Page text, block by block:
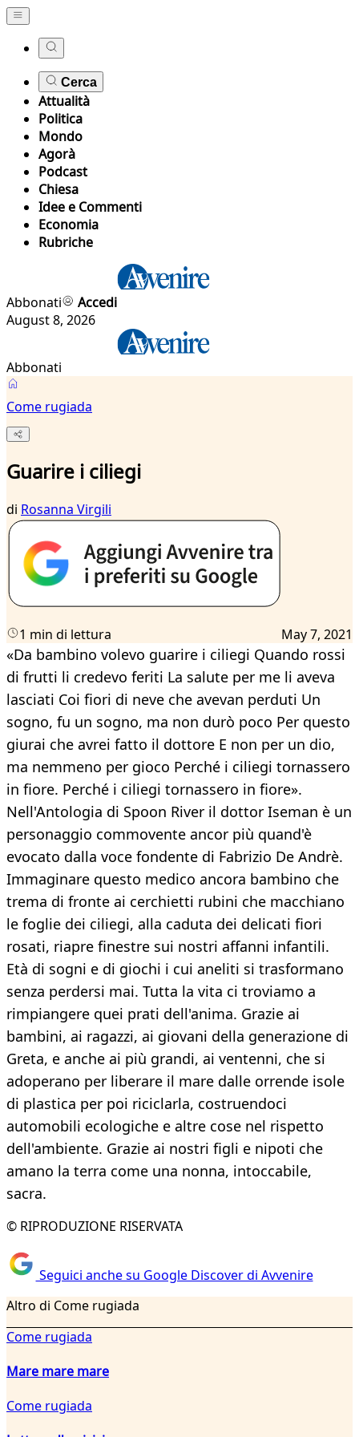
Cerca
Attualità
Politica
Mondo
Agorà
Podcast
Chiesa
Idee e Commenti
Economia
Rubriche
Abbonati
Accedi
August 8, 2026
Abbonati
Come rugiada
Guarire i ciliegi
di Rosanna Virgili
1 min di lettura May 7, 2021
«Da bambino volevo guarire i ciliegi Quando rossi
di frutti li credevo feriti La salute per me li aveva
lasciati Coi fiori di neve che avevan perduti Un
sogno, fu un sogno, ma non durò poco Per questo
giurai che avrei fatto il dottore E non per un dio,
ma nemmeno per gioco Perché i ciliegi tornassero
in fiore. Perché i ciliegi tornassero in fiore».
Nell'Antologia di Spoon River il dottor Iseman è un
personaggio commovente ancor più quand'è
evocato dalla voce fondente di Fabrizio De Andrè.
Immaginare questo medico ancora bambino che
trema di fronte ai cerchietti rubini che macchiano
le foglie dei ciliegi, alla caduta dei delicati fiori
rosati, riapre finestre sui nostri affanni infantili.
Età di sogni e di giochi i cui aneliti si trasformano
senza perdersi mai. Tutta la vita ci troviamo a
rimpiangere quei prati dell'anima. Grazie ai
bambini, ai ragazzi, ai giovani della generazione di
Greta, e anche ai più grandi, ai ventenni, che si
adoperano per liberare il mare dalle orrende isole
di plastica per poi riciclarla, costruendoci
automobili ecologiche e altre cose nel rispetto
dell'ambiente. Grazie ai nostri figli e nipoti che
amano la terra come una nonna, intoccabile,
sacra.
© RIPRODUZIONE RISERVATA
Seguici anche su Google Discover di Avvenire
Altro di Come rugiada
Come rugiada
Mare mare mare
Come rugiada